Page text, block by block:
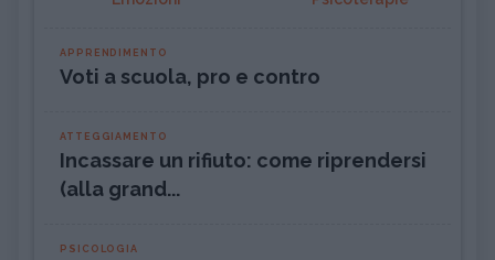
APPRENDIMENTO
Voti a scuola, pro e contro
ATTEGGIAMENTO
Incassare un rifiuto: come riprendersi
(alla grand...
PSICOLOGIA